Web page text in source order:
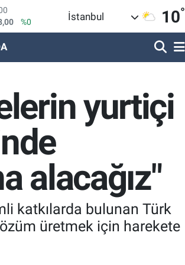
%-1.82
%0.18
%0.19
%0
İstanbul 10°
yurtiçi
alacağız"
katkılarda bulunan Türk
üretmek için harekete